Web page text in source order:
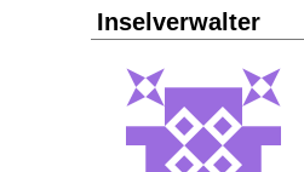
Inselverwalter